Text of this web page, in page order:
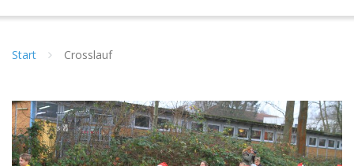
Start Crosslauf